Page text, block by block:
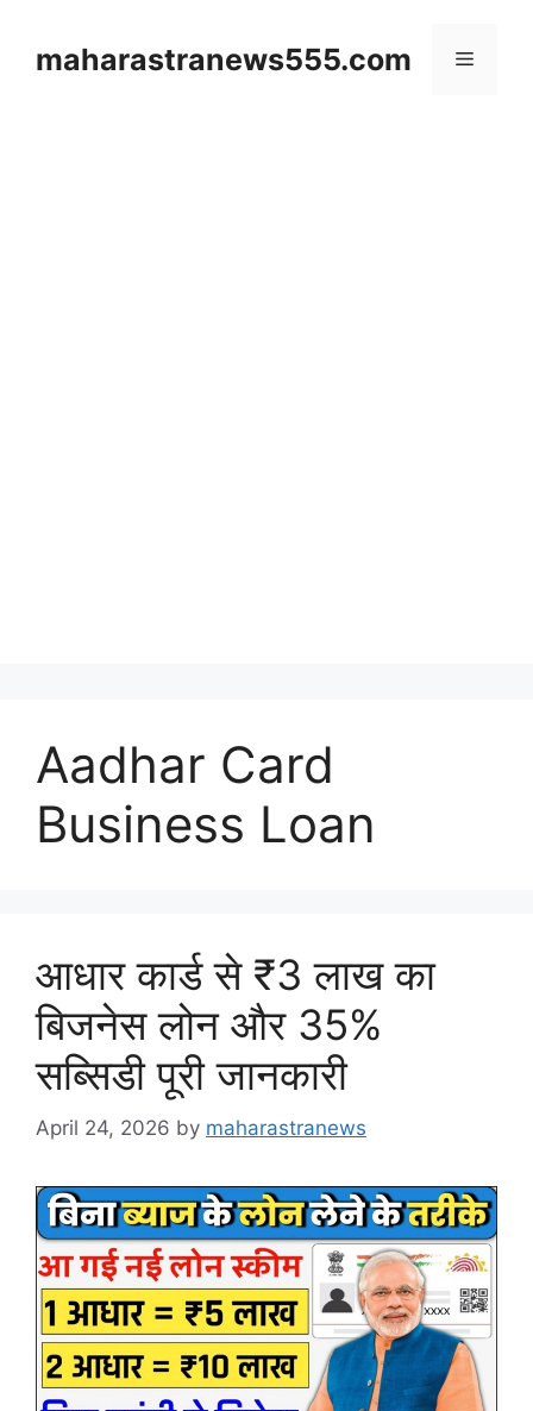
contentmaharastranews555.com Menu
Aadhar Card
Business Loan
आधार कार्ड से ₹3 लाख का
बिजनेस लोन और 35%
सब्सिडी पूरी जानकारी
April 24, 2026 by maharastranews